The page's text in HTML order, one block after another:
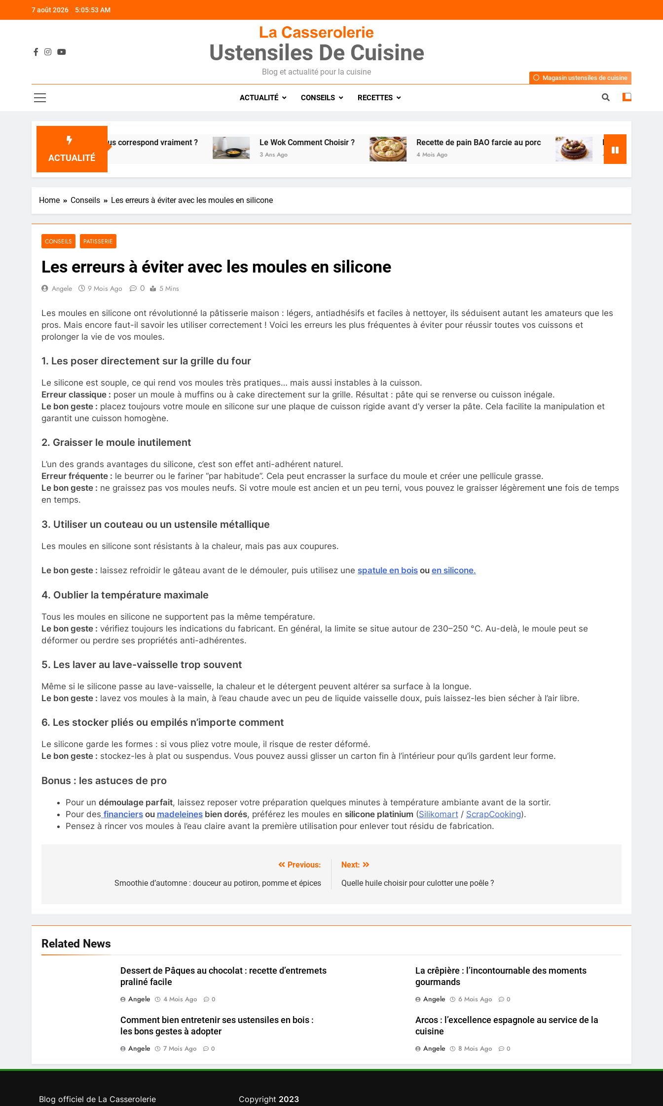
7 août 2026 5:05:54 AM
Ustensiles De Cuisine
Blog et actualité pour la cuisine
ACTUALITÉ CONSEILS RECETTES
Magasin ustensiles de cuisine
ACTUALITÉ
: quelle poêle vous correspond vraiment ? Le Wok Comment Choisir ?
3 Ans Ago
Recette de pain BAO farcie au porc
4 Mois Ago
Dessert de Pâques au
4 Mois Ago
Home Conseils Les erreurs à éviter avec les moules en silicone
CONSEILS PATISSERIE
Les erreurs à éviter avec les moules en silicone
Angele 9 Mois Ago 0 5 Mins
Les moules en silicone ont révolutionné la pâtisserie maison : légers, antiadhésifs et faciles à nettoyer, ils séduisent autant les amateurs que les
pros. Mais encore faut-il savoir les utiliser correctement ! Voici les erreurs les plus fréquentes à éviter pour réussir toutes vos cuissons et
prolonger la vie de vos moules.
1. Les poser directement sur la grille du four
Le silicone est souple, ce qui rend vos moules très pratiques… mais aussi instables à la cuisson.
Erreur classique : poser un moule à muffins ou à cake directement sur la grille. Résultat : pâte qui se renverse ou cuisson inégale.
Le bon geste : placez toujours votre moule en silicone sur une plaque de cuisson rigide avant d’y verser la pâte. Cela facilite la manipulation et
garantit une cuisson homogène.
2. Graisser le moule inutilement
L’un des grands avantages du silicone, c’est son effet anti-adhérent naturel.
Erreur fréquente : le beurrer ou le fariner “par habitude”. Cela peut encrasser la surface du moule et créer une pellicule grasse.
Le bon geste : ne graissez pas vos moules neufs. Si votre moule est ancien et un peu terni, vous pouvez le graisser légèrement une fois de temps
en temps.
3. Utiliser un couteau ou un ustensile métallique
Les moules en silicone sont résistants à la chaleur, mais pas aux coupures.
Le bon geste : laissez refroidir le gâteau avant de le démouler, puis utilisez une spatule en bois ou en silicone.
4. Oublier la température maximale
Tous les moules en silicone ne supportent pas la même température.
Le bon geste : vérifiez toujours les indications du fabricant. En général, la limite se situe autour de 230–250 °C. Au-delà, le moule peut se
déformer ou perdre ses propriétés anti-adhérentes.
5. Les laver au lave-vaisselle trop souvent
Même si le silicone passe au lave-vaisselle, la chaleur et le détergent peuvent altérer sa surface à la longue.
Le bon geste : lavez vos moules à la main, à l’eau chaude avec un peu de liquide vaisselle doux, puis laissez-les bien sécher à l’air libre.
6. Les stocker pliés ou empilés n’importe comment
Le silicone garde les formes : si vous pliez votre moule, il risque de rester déformé.
Le bon geste : stockez-les à plat ou suspendus. Vous pouvez aussi glisser un carton fin à l’intérieur pour qu’ils gardent leur forme.
Bonus : les astuces de pro
Pour un démoulage parfait, laissez reposer votre préparation quelques minutes à température ambiante avant de la sortir.
Pour des financiersou madeleinesbien dorés, préférez les moules en silicone platinium(Silikomart/ ScrapCooking).
Pensez à rincer vos moules à l’eau claire avant la première utilisation pour enlever tout résidu de fabrication.
Previous:
Smoothie d’automne : douceur au potiron, pomme et épices
Next:
Quelle huile choisir pour culotter une poêle ?
Related News
Dessert de Pâques au chocolat : recette d’entremets
praliné facile
Angele
4 Mois Ago 0
La crêpière : l’incontournable des moments
gourmands
Angele
6 Mois Ago 0
Comment bien entretenir ses ustensiles en bois :
les bons gestes à adopter
Angele
7 Mois Ago 0
Arcos : l’excellence espagnole au service de la
cuisine
Angele
8 Mois Ago 0
Blog officiel de La Casserolerie Copyright 2023